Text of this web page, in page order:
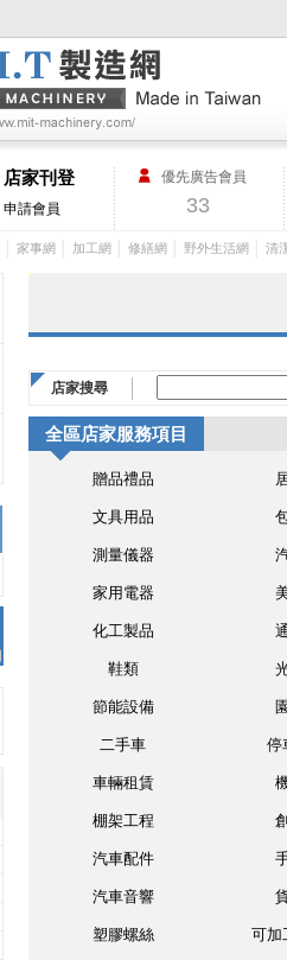
店家刊登
申請會員
優先廣告會員
33
家事網 加工網 修繕網 野外生活網 清
店家搜尋
全區店家服務項目
贈品禮品
文具用品
測量儀器
家用電器
化工製品
鞋類
節能設備
二手車 停
車輛租賃
棚架工程
汽車配件
汽車音響
塑膠螺絲 可加